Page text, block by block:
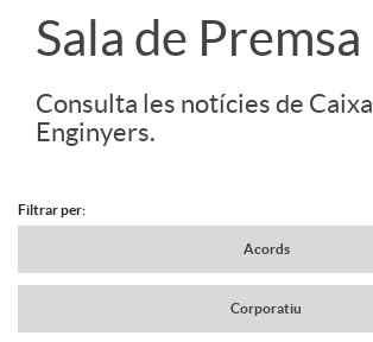
S
d
Sala de Premsa
Consulta les notícies de Caixa
Enginyers.
N
Filtrar per:
Acords
Corporatiu